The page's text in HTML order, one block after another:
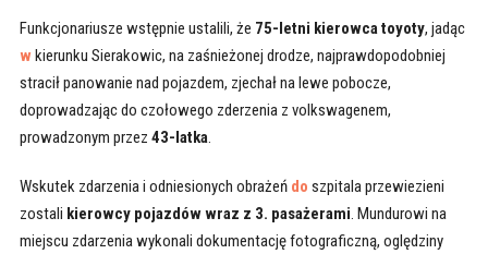
Funkcjonariusze wstępnie ustalili, że 75-letni kierowca toyoty, jadąc
wkierunku Sierakowic, na zaśnieżonej drodze, najprawdopodobniej
stracił panowanie nad pojazdem, zjechał na lewe pobocze,
doprowadzając do czołowego zderzenia z volkswagenem,
prowadzonym przez 43-latka.
Wskutek zdarzenia i odniesionych obrażeń do szpitala przewiezieni
zostali kierowcy pojazdów wraz z 3. pasażerami. Mundurowi na
miejscu zdarzenia wykonali dokumentację fotograficzną, oględziny